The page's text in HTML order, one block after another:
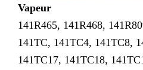
Vapeur
141R465, 141R468,
141TC, 141TC4, 141TC8,
141TC17, 141TC18,